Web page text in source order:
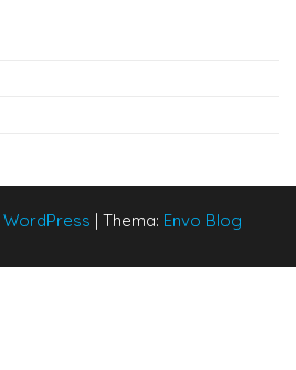
WordPress | Thema: Envo Blog